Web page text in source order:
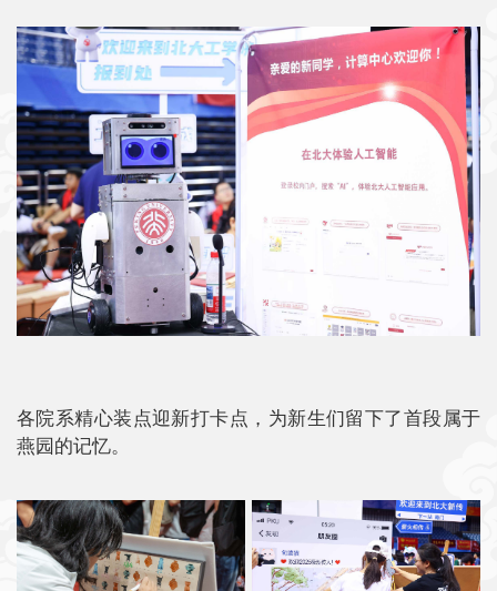
各院系精心装点迎新打卡点，为新生们留下了首段属于
燕园的记忆。